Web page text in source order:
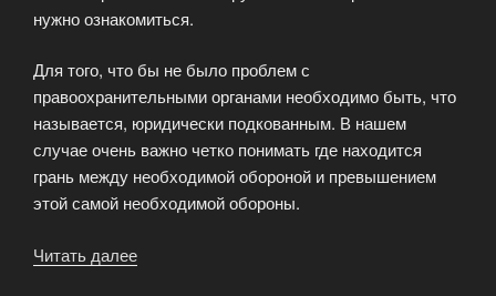
нужно ознакомиться.
Для того, что бы не было проблем с
правоохранительными органами необходимо быть, что
называется, юридически подкованным. В нашем
случае очень важно четко понимать где находится
грань между необходимой обороной и превышением
этой самой необходимой обороны.
Читать далее